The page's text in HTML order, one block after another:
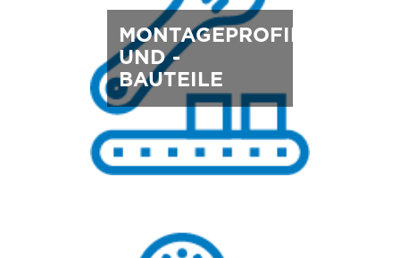
MONTAGEPROFILE
UND -
BAUTEILE